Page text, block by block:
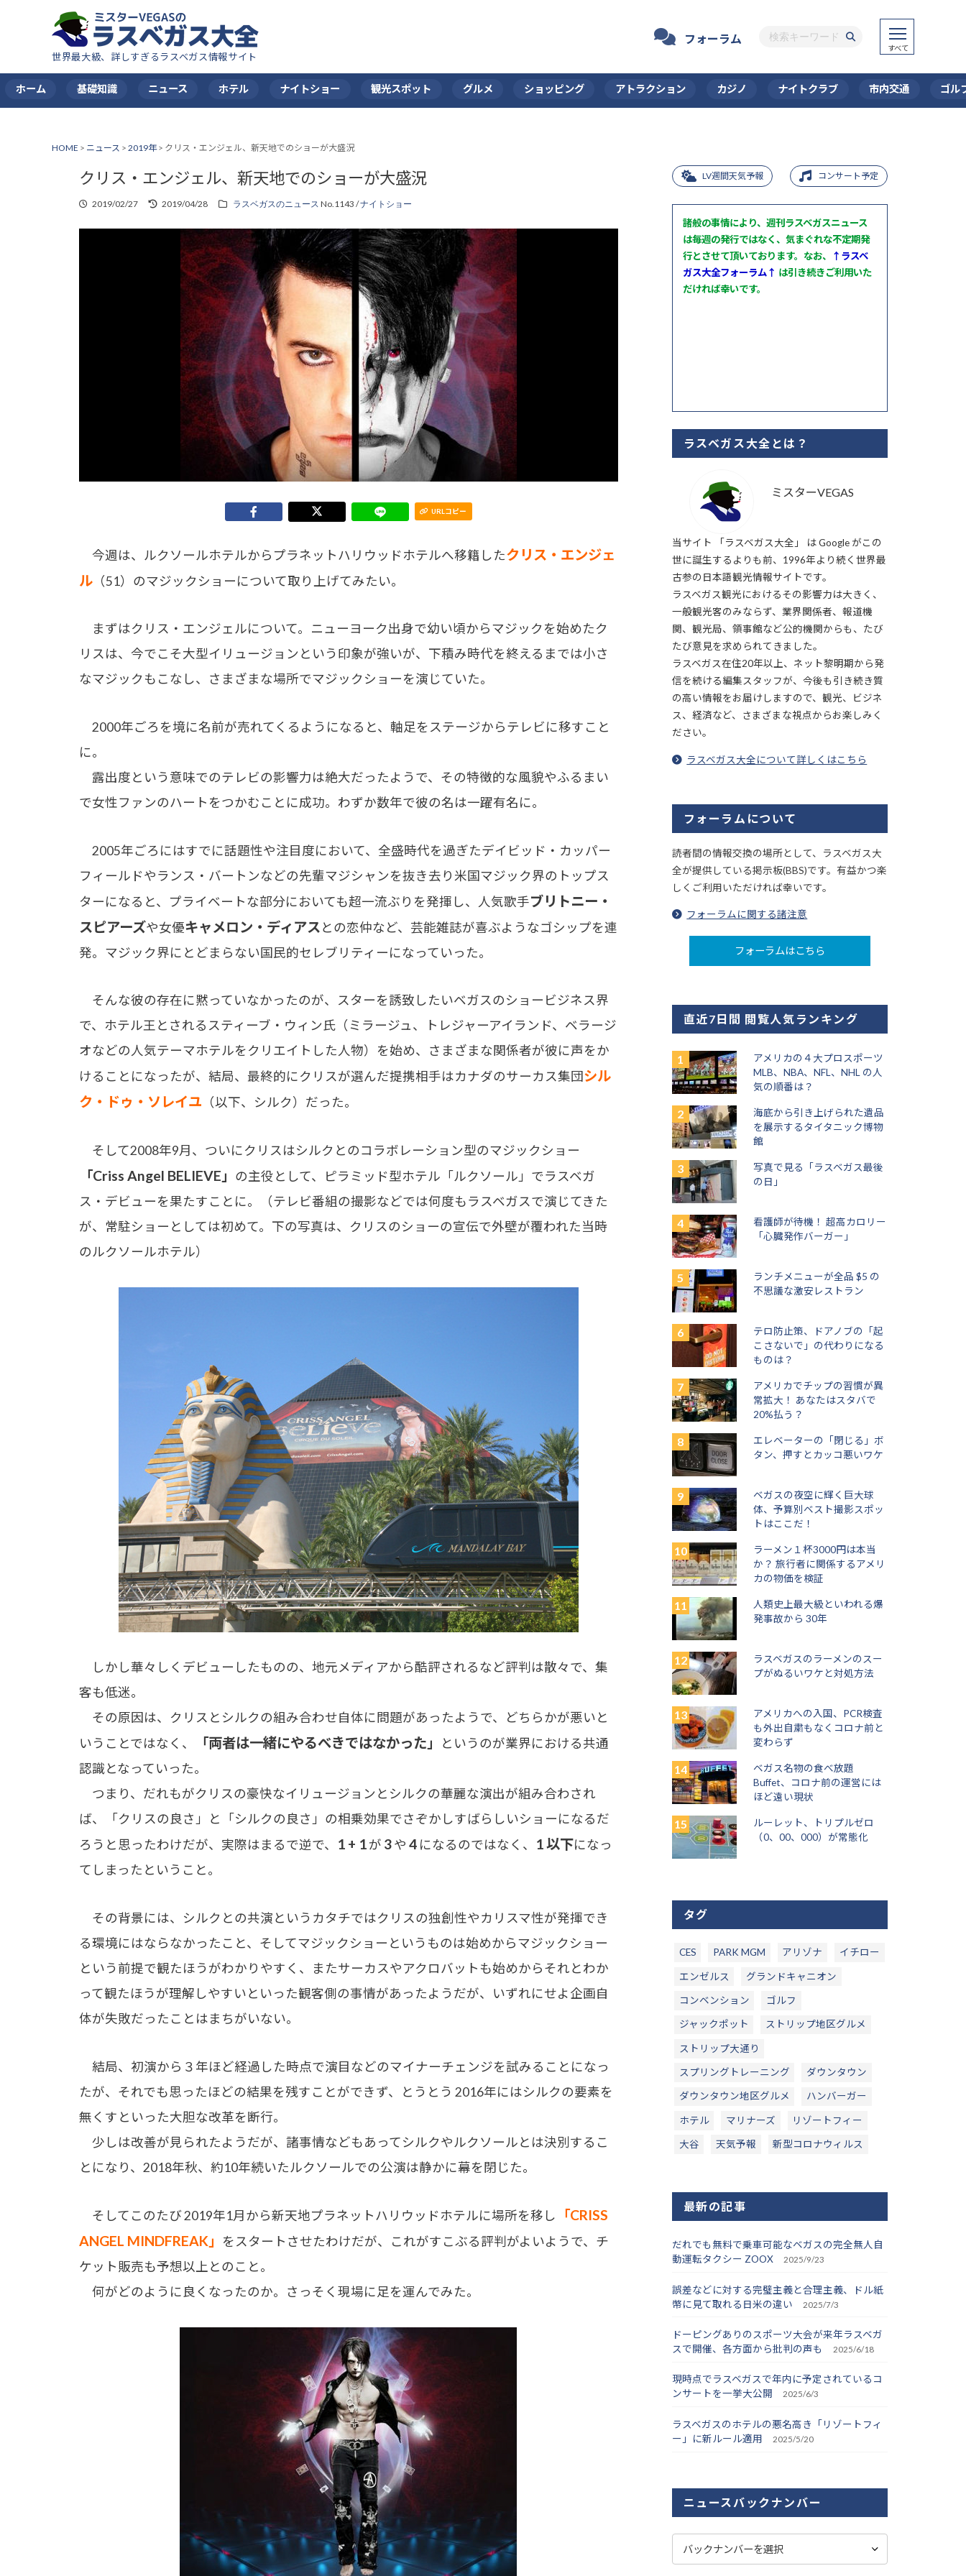
世界最大級、詳しすぎるラスベガス情報サイト
フォーラム
ホーム 基礎知識 ニュース ホテル ナイトショー 観光スポット グルメ ショッピング アトラクション カジノ ナイトクラブ 市内交通 ゴル
HOME > ニュース > 2019年> クリス・エンジェル、新天地でのショーが大盛況
クリス・エンジェル、新天地でのショーが大盛況
2019/02/27 2019/04/28 ラスベガスのニュース No.1143 /ナイトショー
URLコピー
今週は、ルクソールホテルからプラネットハリウッドホテルへ移籍したクリス・エンジェ
ル（51）のマジックショーについて取り上げてみたい。
まずはクリス・エンジェルについて。ニューヨーク出身で幼い頃からマジックを始めたク
リスは、今でこそ大型イリュージョンという印象が強いが、下積み時代を終えるまでは小さ
なマジックもこなし、さまざまな場所でマジックショーを演じていた。
2000年ごろを境に名前が売れてくるようになると、軸足をステージからテレビに移すこと
に。
露出度という意味でのテレビの影響力は絶大だったようで、その特徴的な風貌やふるまい
で女性ファンのハートをつかむことに成功。わずか数年で彼の名は一躍有名に。
2005年ごろにはすでに話題性や注目度において、全盛時代を過ぎたデイビッド・カッパー
フィールドやランス・バートンなどの先輩マジシャンを抜き去り米国マジック界のトップス
ターになると、プライベートな部分においても超一流ぶりを発揮し、人気歌手ブリトニー・
スピアーズや女優キャメロン・ディアスとの恋仲など、芸能雑誌が喜ぶようなゴシップを連
発。マジック界にとどまらない国民的セレブリティーになっていった。
そんな彼の存在に黙っていなかったのが、スターを誘致したいベガスのショービジネス界
で、ホテル王とされるスティーブ・ウィン氏（ミラージュ、トレジャーアイランド、ベラージ
オなどの人気テーマホテルをクリエイトした人物）を始め、さまざまな関係者が彼に声をか
けることになったが、結局、最終的にクリスが選んだ提携相手はカナダのサーカス集団シル
ク・ドゥ・ソレイユ （以下、シルク）だった。
そして2008年9月、ついにクリスはシルクとのコラボレーション型のマジックショー
「Criss Angel BELIEVE」
の主役として、ピラミッド型ホテル「ルクソール」でラスベガ
ス・デビューを果たすことに。（テレビ番組の撮影などでは何度もラスベガスで演じてきた
が、常駐ショーとしては初めて。下の写真は、クリスのショーの宣伝で外壁が覆われた当時
のルクソールホテル）
しかし華々しくデビューしたものの、地元メディアから酷評されるなど評判は散々で、集
客も低迷。
その原因は、クリスとシルクの組み合わせ自体に問題があったようで、どちらかが悪いと
いうことではなく、
「両者は一緒にやるべきではなかった」
というのが業界における共通
認識となっていった。
つまり、だれもがクリスの豪快なイリュージョンとシルクの華麗な演出が組み合わされ
ば、「クリスの良さ」と「シルクの良さ」の相乗効果でさぞかしすばらしいショーになるだ
ろうと思ったわけだが、実際はまるで逆で、
1 + 1が 3や 4になるのではなく、 1 以下になっ
てしまったということ。
その背景には、シルクとの共演というカタチではクリスの独創性やカリスマ性が発揮でき
る環境にはならなかったこと、そしてマジックショーというものは始めからマジックショー
という前提で観たほうがわかりやすく、またサーカスやアクロバットも始めからそれとわか
って観たほうが理解しやすいといった観客側の事情があったようだが、いずれにせよ企画自
体が失敗だったことはまちがいない。
結局、初演から３年ほど経過した時点で演目などのマイナーチェンジを試みることになっ
たが、それでも思ったほどの結果を残すことができず、とうとう 2016年にはシルクの要素を
無くすといった大胆な改革を断行。
少しは改善が見られたようだが、諸事情などもあってシルクやルクソールとは決別するこ
とになり、2018年秋、約10年続いたルクソールでの公演は静かに幕を閉じた。
そしてこのたび 2019年1月から新天地プラネットハリウッドホテルに場所を移し
「CRISS
ANGEL MINDFREAK」
をスタートさせたわけだが、これがすこぶる評判がよいようで、チ
ケット販売も予想以上とのこと。
何がどのように良くなったのか。さっそく現場に足を運んでみた。
LV週間天気予報 コンサート予定
諸般の事情により、週刊ラスベガスニュース
は毎週の発行ではなく、気まぐれな不定期発
行とさせて頂いております。なお、
↑ラスベ
ガス大全フォーラム↑ は引き続きご利用いた
だければ幸いです。
ラスベガス大全とは？
ミスターVEGAS
当サイト 「ラスベガス大全」 は Google がこの
世に誕生するよりも前、1996年より続く世界最
古参の日本語観光情報サイトです。
ラスベガス観光におけるその影響力は大きく、
一般観光客のみならず、業界関係者、報道機
関、観光局、領事館など公的機関からも、たび
たび意見を求められてきました。
ラスベガス在住20年以上、ネット黎明期から発
信を続ける編集スタッフが、今後も引き続き質
の高い情報をお届けしますので、観光、ビジネ
ス、経済など、さまざまな視点からお楽しみく
ださい。
ラスベガス大全について詳しくはこちら
フォーラムについて
読者間の情報交換の場所として、ラスベガス大
全が提供している掲示板(BBS)です。有益かつ楽
しくご利用いただければ幸いです。
フォーラムに関する諸注意
フォーラムはこちら
直近7日間 閲覧人気ランキング
アメリカの４大プロスポーツ
MLB、NBA、NFL、NHL の人
気の順番は？
海底から引き上げられた遺品
を展示するタイタニック博物
館
写真で見る「ラスベガス最後
の日」
看護師が待機！ 超高カロリー
「心臓発作バーガー」
ランチメニューが全品 $5 の
不思議な激安レストラン
テロ防止策、ドアノブの「起
こさないで」の代わりになる
ものは？
アメリカでチップの習慣が異
常拡大！ あなたはスタバで
20%払う？
エレベーターの「閉じる」ボ
タン、押すとカッコ悪いワケ
ベガスの夜空に輝く巨大球
体、予算別ベスト撮影スポッ
トはここだ！
ラーメン１杯3000円は本当
か？ 旅行者に関係するアメリ
カの物価を検証
人類史上最大級といわれる爆
発事故から 30年
ラスベガスのラーメンのスー
プがぬるいワケと対処方法
アメリカへの入国、PCR検査
も外出自粛もなくコロナ前と
変わらず
ベガス名物の食べ放題
Buffet、コロナ前の運営には
ほど遠い現状
ルーレット、トリプルゼロ
（0、00、000）が常態化
タグ
CES PARK MGM アリゾナ イチロー
エンゼルス グランドキャニオン
コンベンション ゴルフ
ジャックポット ストリップ地区グルメ
ストリップ大通り
スプリングトレーニング ダウンタウン
ダウンタウン地区グルメ ハンバーガー
ホテル マリナーズ リゾートフィー
大谷 天気予報 新型コロナウィルス
最新の記事
だれでも無料で乗車可能なベガスの完全無人自
動運転タクシー ZOOX
2025/9/23
誤差などに対する完璧主義と合理主義、ドル紙
幣に見て取れる日米の違い
2025/7/3
ドーピングありのスポーツ大会が来年ラスベガ
スで開催、各方面から批判の声も
2025/6/18
現時点でラスベガスで年内に予定されているコ
ンサートを一挙大公開
2025/6/3
ラスベガスのホテルの悪名高き「リゾートフィ
ー」に新ルール適用
2025/5/20
ニュースバックナンバー